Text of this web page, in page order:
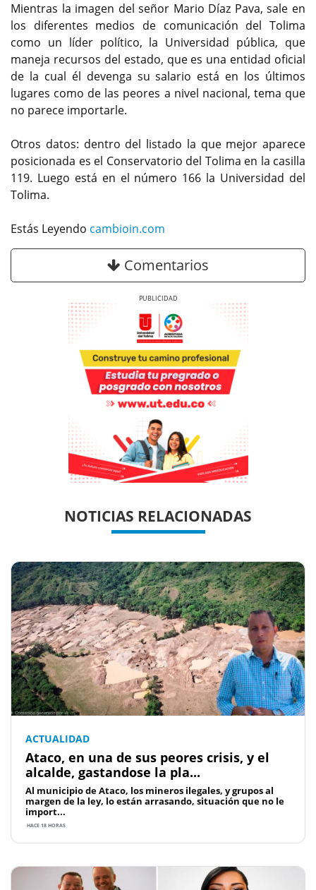
Mientras la imagen del señor Mario Díaz Pava, sale en
los diferentes medios de comunicación del Tolima
como un líder político, la Universidad pública, que
maneja recursos del estado, que es una entidad oficial
de la cual él devenga su salario está en los últimos
lugares como de las peores a nivel nacional, tema que
no parece importarle.
Otros datos: dentro del listado la que mejor aparece
posicionada es el Conservatorio del Tolima en la casilla
119. Luego está en el número 166 la Universidad del
Tolima.
Estás Leyendo cambioin.com
Comentarios
NOTICIAS RELACIONADAS
ACTUALIDAD
Ataco, en una de sus peores crisis, y el
alcalde, gastandose la pla...
Al municipio de Ataco, los mineros ilegales, y grupos al
margen de la ley, lo están arrasando, situación que no le
import...
HACE 18 HORAS